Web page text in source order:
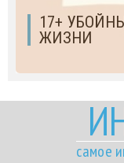
17+
ЖИЗНИ
самое